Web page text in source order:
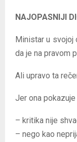
NAJOPASNIJI
Ministar u svojoj
da je na pravom
Ali upravo ta
Jer ona pokazuje
– kritika nije
– nego kao